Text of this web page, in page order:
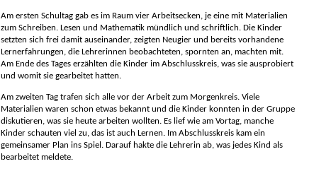
Am ersten Schultag gab es im Raum vier Arbeitsecken, je eine mit Materialien
zum Schreiben. Lesen und Mathematik mündlich und schriftlich. Die Kinder
setzten sich frei damit auseinander, zeigten Neugier und bereits vorhandene
Lernerfahrungen, die Lehrerinnen beobachteten, spornten an, machten mit.
Am Ende des Tages erzählten die Kinder im Abschlusskreis, was sie ausprobiert
und womit sie gearbeitet hatten.
Am zweiten Tag trafen sich alle vor der Arbeit zum Morgenkreis. Viele
Materialien waren schon etwas bekannt und die Kinder konnten in der Gruppe
diskutieren, was sie heute arbeiten wollten. Es lief wie am Vortag, manche
Kinder schauten viel zu, das ist auch Lernen. Im Abschlusskreis kam ein
gemeinsamer Plan ins Spiel. Darauf hakte die Lehrerin ab, was jedes Kind als
bearbeitet meldete.